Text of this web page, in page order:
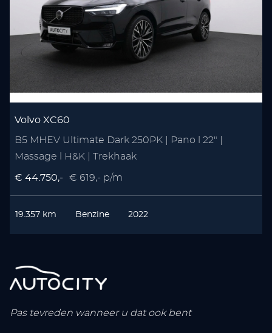
Volvo XC60
B5 MHEV Ultimate Dark 250PK | Pano l 22" |
Massage l H&K | Trekhaak
€ 44.750,- € 619,- p/m
19.357 km Benzine 2022
Pas tevreden wanneer u dat ook bent